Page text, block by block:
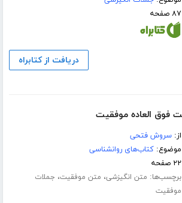
۸۷ صفحه
دریافت از کتابراه
از:سروش فتحی
موضوع:کتاب‌های روانشناسی
۲۲ صفحه
برچسب‌ها: متن انگیزشی، متن موفقیت، جملات
موفقیت